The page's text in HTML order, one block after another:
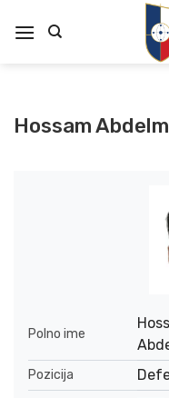
na
Hossam
Polno ime
Pozicija